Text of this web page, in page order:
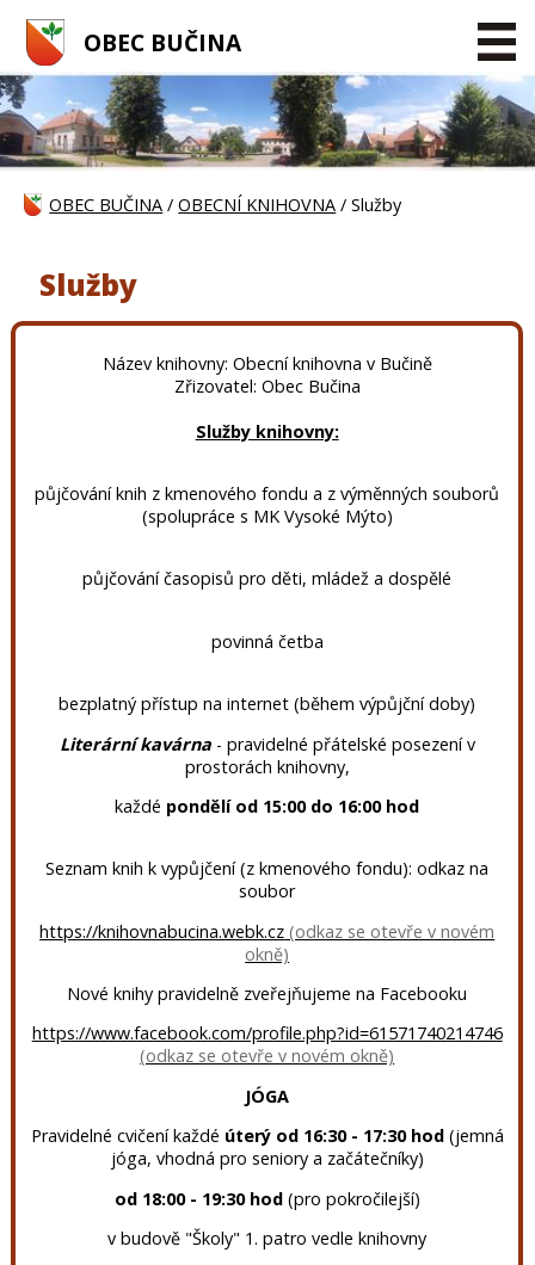
OBEC BUČINA
OBEC BUČINA /OBECNÍ KNIHOVNA / Služby
Služby
Název knihovny: Obecní knihovna v Bučině
Zřizovatel: Obec Bučina
Služby knihovny:
půjčování knih z kmenového fondu a z výměnných souborů
(spolupráce s MK Vysoké Mýto)
půjčování časopisů pro děti, mládež a dospělé
povinná četba
bezplatný přístup na internet (během výpůjční doby)
Literární kavárna- pravidelné přátelské posezení v
prostorách knihovny,
každé pondělí od 15:00 do 16:00 hod
Seznam knih k vypůjčení (z kmenového fondu): odkaz na
soubor
https://knihovnabucina.webk.cz
Nové knihy pravidelně zveřejňujeme na Facebooku
https://www.facebook.com/profile.php?id=61571740214746
JÓGA
Pravidelné cvičení každé úterý od 16:30 - 17:30 hod(jemná
jóga, vhodná pro seniory a začátečníky)
od 18:00 - 19:30 hod(pro pokročilejší)
v budově "Školy" 1. patro vedle knihovny